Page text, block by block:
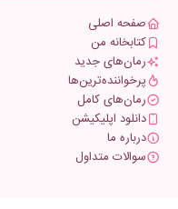
صفحه اصلی
کتابخانه من
رمان‌های جدید
پرخواننده‌ترین‌ها
رمان‌های کامل
دانلود اپلیکیشن
درباره ما
سوالات متداول